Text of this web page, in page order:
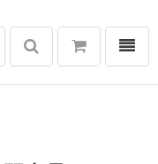
選單